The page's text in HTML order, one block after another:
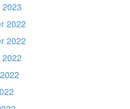
2022
2022